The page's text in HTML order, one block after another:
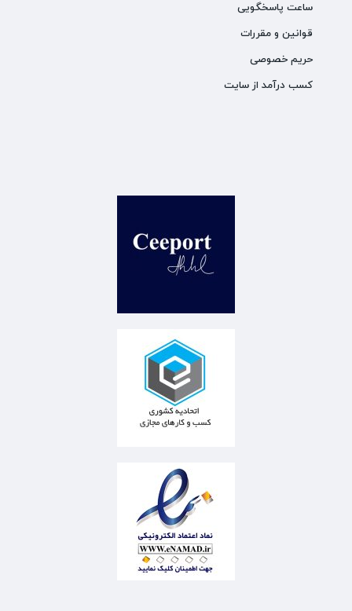
ساعت پاسخگویی
قوانین و مقررات
حریم خصوصی
کسب درآمد از سایت